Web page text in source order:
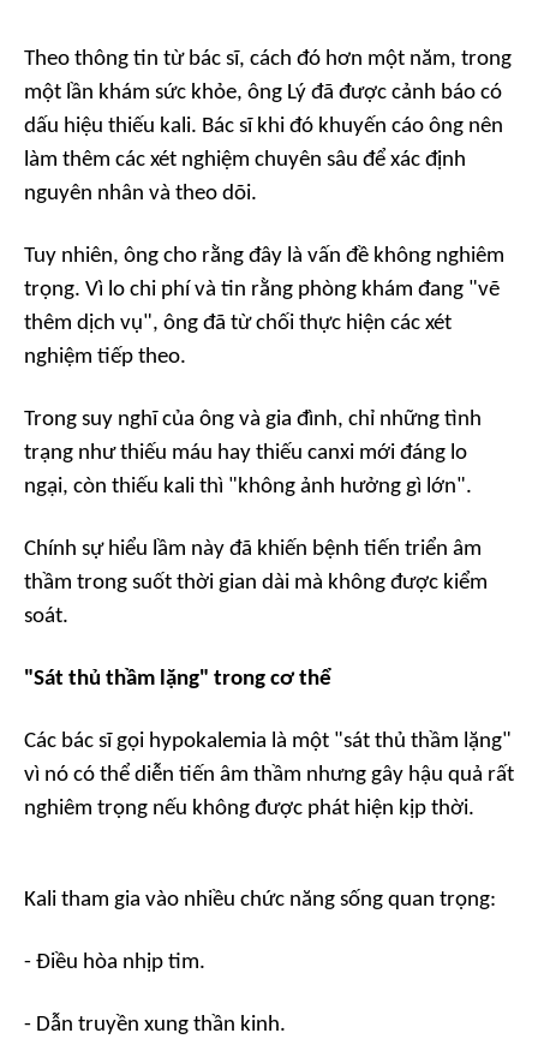
Theo thông tin từ bác sĩ, cách đó hơn một năm, trong
một lần khám sức khỏe, ông Lý đã được cảnh báo có
dấu hiệu thiếu kali. Bác sĩ khi đó khuyến cáo ông nên
làm thêm các xét nghiệm chuyên sâu để xác định
nguyên nhân và theo dõi.
Tuy nhiên, ông cho rằng đây là vấn đề không nghiêm
trọng. Vì lo chi phí và tin rằng phòng khám đang "vẽ
thêm dịch vụ", ông đã từ chối thực hiện các xét
nghiệm tiếp theo.
Trong suy nghĩ của ông và gia đình, chỉ những tình
trạng như thiếu máu hay thiếu canxi mới đáng lo
ngại, còn thiếu kali thì "không ảnh hưởng gì lớn".
Chính sự hiểu lầm này đã khiến bệnh tiến triển âm
thầm trong suốt thời gian dài mà không được kiểm
soát.
"Sát thủ thầm lặng" trong cơ thể
Các bác sĩ gọi hypokalemia là một "sát thủ thầm lặng"
vì nó có thể diễn tiến âm thầm nhưng gây hậu quả rất
nghiêm trọng nếu không được phát hiện kịp thời.
Kali tham gia vào nhiều chức năng sống quan trọng:
- Điều hòa nhịp tim.
- Dẫn truyền xung thần kinh.